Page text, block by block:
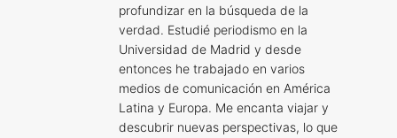
profundizar en la búsqueda de la
verdad. Estudié periodismo en la
Universidad de Madrid y desde
entonces he trabajado en varios
medios de comunicación en América
Latina y Europa. Me encanta viajar y
descubrir nuevas perspectivas, lo que